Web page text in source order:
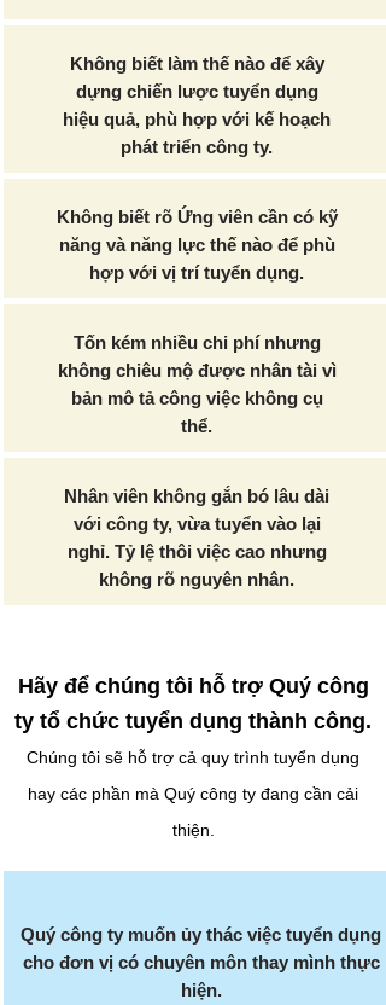
Không biết làm thế nào để xây
dựng chiến lược tuyển dụng
hiệu quả, phù hợp với kế hoạch
phát triển công ty.
Không biết rõ Ứng viên cần có kỹ
năng và năng lực thế nào để phù
hợp với vị trí tuyển dụng.
Tốn kém nhiều chi phí nhưng
không chiêu mộ được nhân tài vì
bản mô tả công việc không cụ
thể.
Nhân viên không gắn bó lâu dài
với công ty, vừa tuyển vào lại
nghỉ. Tỷ lệ thôi việc cao nhưng
không rõ nguyên nhân.
Hãy để chúng tôi hỗ trợ Quý công
ty tổ chức tuyển dụng thành công.
Chúng tôi sẽ hỗ trợ cả quy trình tuyển dụng
hay các phần mà Quý công ty đang cần cải
thiện.
Quý công ty muốn ủy thác việc tuyển dụng
cho đơn vị có chuyên môn thay mình thực
hiện.